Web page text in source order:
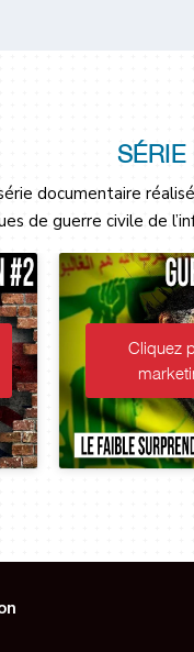
SÉRIE
documentaire
de guerre civile de
Cliquez